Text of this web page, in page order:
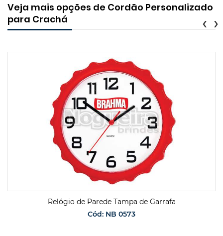
Veja mais opções de Cordão Personalizado
para Crachá
Relógio de Parede Tampa de Garrafa
Cód: NB 0573
‹ ›